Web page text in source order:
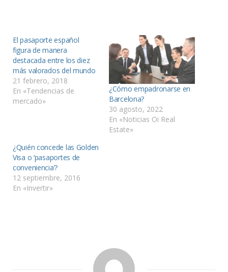
El pasaporte español
figura de manera
destacada entre los diez
más valorados del mundo
21 febrero, 2018
En «Tendencias de
mercado»
¿Cómo empadronarse en
Barcelona?
30 agosto, 2022
En «Noticias Oi Real
Estate»
¿Quién concede las Golden
Visa o ‘pasaportes de
conveniencia’?
12 septiembre, 2016
En «Invertir»